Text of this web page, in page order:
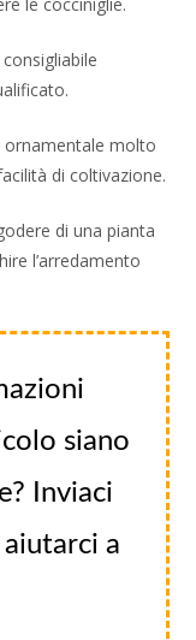
ornamentale molto
di coltivazione.
di una pianta
l’arredamento
siano
Inviaci
a